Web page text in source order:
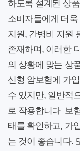
하도록 설계된 상
소비자들에게 더
지원, 간병비 지원
존재하며, 이러한
의 상황에 맞는 상
신형 암보험에 가
수 있지만, 일반적
로 작용합니다. 보
태를 확인하고, 가
는 것이 좋습니다.